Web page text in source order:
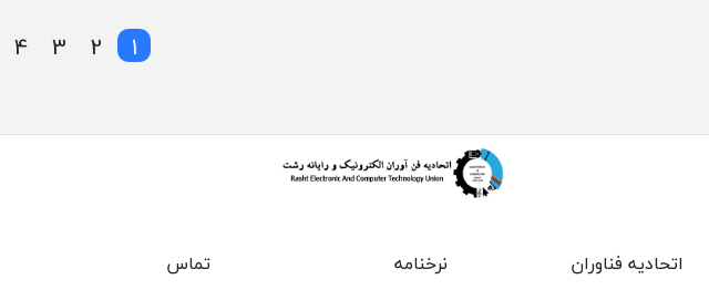
1
2
3
4
اتحادیه فناوران نرخنامه تماس